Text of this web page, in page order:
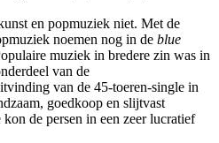
en popmuziek niet. Met de
noemen nog in de blue
muziek in bredere zin was in
van de
van de 45-toeren-single in
goedkoop en slijtvast
de persen in een zeer lucratief